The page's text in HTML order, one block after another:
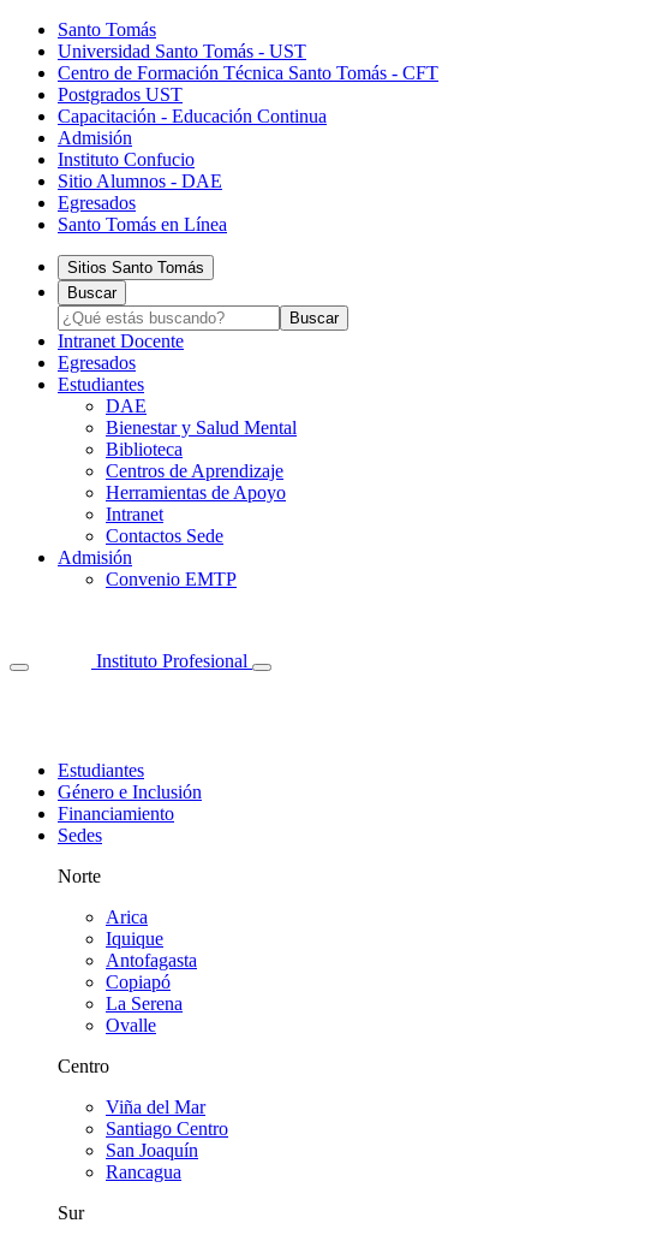
Santo Tomás
Universidad Santo Tomás - UST
Centro de Formación Técnica Santo Tomás - CFT
Postgrados UST
Capacitación - Educación Continua
Admisión
Instituto Confucio
Sitio Alumnos - DAE
Egresados
Santo Tomás en Línea
Sitios Santo Tomás
Buscar
Intranet Docente
Egresados
Estudiantes
DAE
Bienestar y Salud Mental
Biblioteca
Centros de Aprendizaje
Herramientas de Apoyo​
Intranet
Contactos Sede
Admisión
Convenio EMTP
Instituto Profesional
Estudiantes
Género e Inclusión
Financiamiento
Sedes
Norte
Arica
Iquique
Antofagasta
Copiapó
La Serena
Ovalle
Centro
Viña del Mar
Santiago Centro
San Joaquín
Rancagua
Sur